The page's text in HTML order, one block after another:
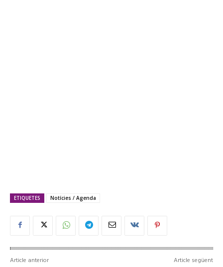
ETIQUETES Notícies / Agenda
Article anterior Article següent